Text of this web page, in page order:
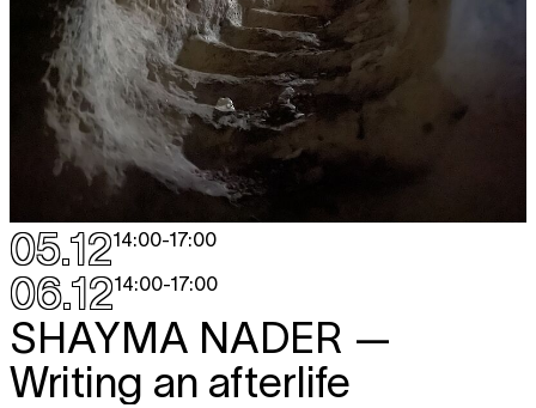
05.1214:00-17:00
06.1214:00-17:00
SHAYMA NADER —
Writing an afterlife